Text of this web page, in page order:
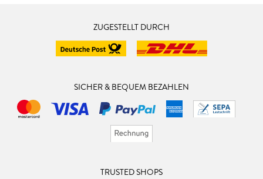
ZUGESTELLT DURCH
SICHER & BEQUEM BEZAHLEN
TRUSTED SHOPS